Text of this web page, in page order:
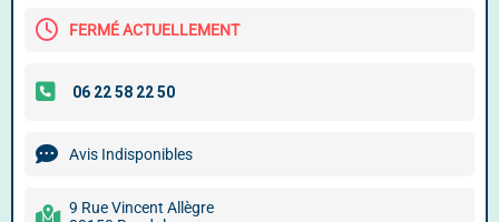
FERMÉ ACTUELLEMENT
Avis Indisponibles
9 Rue Vincent Allègre